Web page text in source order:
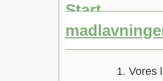
Start
Vores